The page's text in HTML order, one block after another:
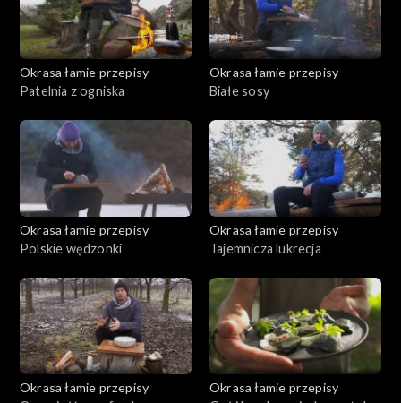
Okrasa łamie przepisy
Patelnia z ogniska
Okrasa łamie przepisy
Białe sosy
Okrasa łamie przepisy
Polskie wędzonki
Okrasa łamie przepisy
Tajemnicza lukrecja
Okrasa łamie przepisy
Okrasa łamie przepisy